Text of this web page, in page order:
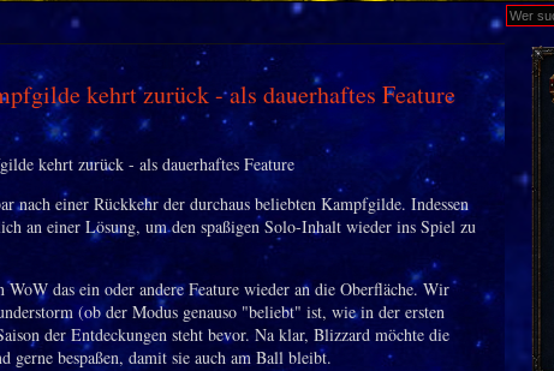
kehrt zurück - als dauerhaftes Feature
nach einer Rückkehr der durchaus beliebten Kampfgilde. Indessen
an einer Lösung, um den spaßigen Solo-Inhalt wieder ins Spiel zu
das ein oder andere Feature wieder an die Oberfläche. Wir
(ob der Modus genauso "beliebt" ist, wie in der ersten
der Entdeckungen steht bevor. Na klar, Blizzard möchte die
gerne bespaßen, damit sie auch am Ball bleibt.